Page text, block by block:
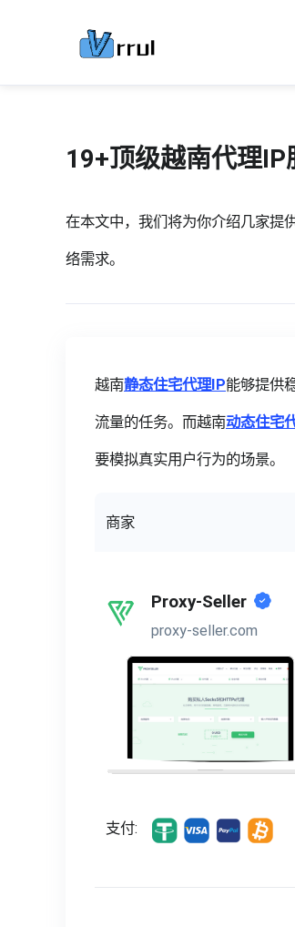
19+顶级越南代理IP
在本文中，我们将为你介绍几家提
络需求。
越南静态住宅代理IP能够提供
流量的任务。而越南动态住宅
要模拟真实用户行为的场景。
商家
Proxy-Seller
proxy-seller.com
支付: